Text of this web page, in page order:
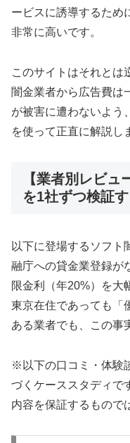
ービスに誘導するため
非常に高いです。
このサイトはそれとは
闇金業者から広告費は
が被害に遭わないよう
を使って正直に解説し
【業者別レビ
を1社ずつ検証
以下に登場するソフト
融庁への貸金業登録が
限金利（年20%）を大
東京在住であっても「
ある業者でも、この事
※以下の口コミ・体験
づくケーススタディで
内容を保証するもので